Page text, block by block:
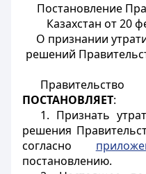
Постановление
Казахстан от 20
О признании
решений
Правительство
ПОСТАНОВЛЯЕТ:
1. Признать
решения
согласно
постановлению.